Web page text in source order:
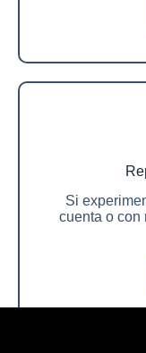
Si
cuenta o con